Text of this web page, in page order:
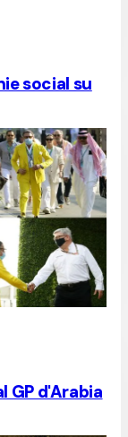
social su
GP d'Arabia